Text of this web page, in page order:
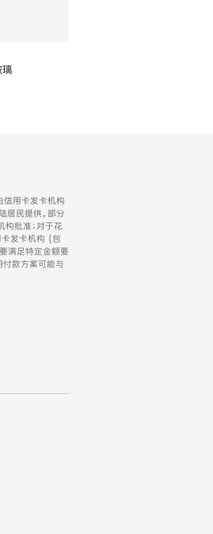
璃
信用卡发卡机构
居民提供。部分
批准；对于花
卡发卡机构 (包
满足特定金额要
款方案可能与